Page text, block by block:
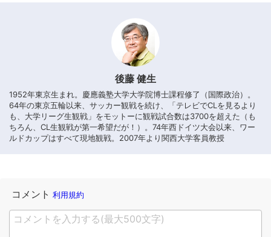
後藤 健生
1952年東京生まれ。慶應義塾大学大学院博士課程修了（国際政治）。
64年の東京五輪以来、サッカー観戦を続け、「テレビでCLを見るより
も、大学リーグ生観戦」をモットーに観戦試合数は3700を超えた（も
ちろん、CL生観戦が第一希望だが！）。74年西ドイツ大会以来、ワー
ルドカップはすべて現地観戦。2007年より関西大学客員教授